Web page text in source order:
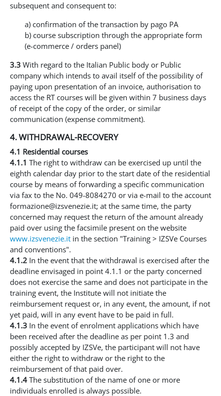
subsequent and consequent to:
a) confirmation of the transaction by pago PA
b) course subscription through the appropriate form
(e-commerce / orders panel)
3.3 With regard to the Italian Public body or Public
company which intends to avail itself of the possibility of
paying upon presentation of an invoice, authorisation to
access the RT courses will be given within 7 business days
of receipt of the copy of the order, or similar
communication (expense commitment).
4. WITHDRAWAL-RECOVERY
4.1 Residential courses
4.1.1 The right to withdraw can be exercised up until the
eighth calendar day prior to the start date of the residential
course by means of forwarding a specific communication
via fax to the No. 049-8084270 or via e-mail to the account
formazione@izsvenezie.it; at the same time, the party
concerned may request the return of the amount already
paid over using the facsimile present on the website
www.izsvenezie.it in the section "Training > IZSVe Courses
and conventions".
4.1.2 In the event that the withdrawal is exercised after the
deadline envisaged in point 4.1.1 or the party concerned
does not exercise the same and does not participate in the
training event, the Institute will not initiate the
reimbursement request or, in any event, the amount, if not
yet paid, will in any event have to be paid in full.
4.1.3 In the event of enrolment applications which have
been received after the deadline as per point 1.3 and
possibly accepted by IZSVe, the participant will not have
either the right to withdraw or the right to the
reimbursement of that paid over.
4.1.4 The substitution of the name of one or more
individuals enrolled is always possible.